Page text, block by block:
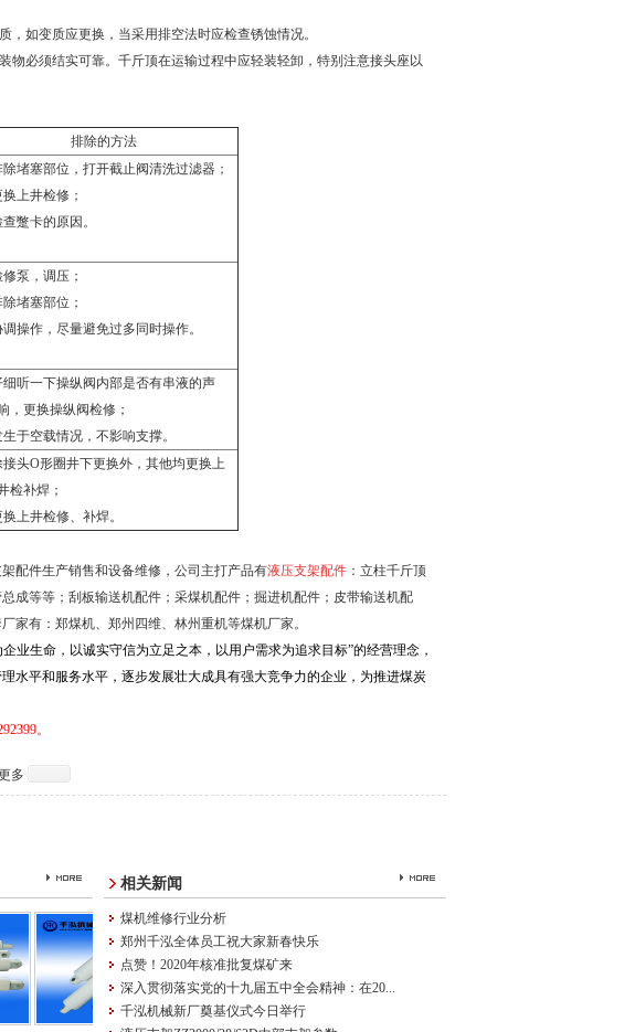
如变质应更换，当采用排空法时应检查锈蚀情况。
物必须结实可靠。千斤顶在运输过程中应轻装轻卸，特别注意接头座以
排除的方法
除堵塞部位，打开截止阀清洗过滤器；
换上井检修；
查蹩卡的原因。
修泵，调压；
除堵塞部位；
调操作，尽量避免过多同时操作。
细听一下操纵阀内部是否有串液的声
，更换操纵阀检修；
生于空载情况，不影响支撑。
接头O形圈井下更换外，其他均更换上
检补焊；
换上井检修、补焊。
配件生产销售和设备维修，公司主打产品有液压支架配件 ：立柱千斤顶
成等等；刮板输送机配件；采煤机配件；掘进机配件；皮带输送机配
家有：郑煤机、郑州四维、林州重机等煤机厂家。
业生命，以诚实守信为立足之本，以用户需求为追求目标”的经营理念，
水平和服务水平，逐步发展壮大成具有强大竞争力的企业，为推进煤炭
。
多
相关新闻
煤机维修行业分析
郑州千泓全体员工祝大家新春快乐
点赞！2020年核准批复煤矿来
深入贯彻落实党的十九届五中全会精神：在20...
千泓机械新厂奠基仪式今日举行